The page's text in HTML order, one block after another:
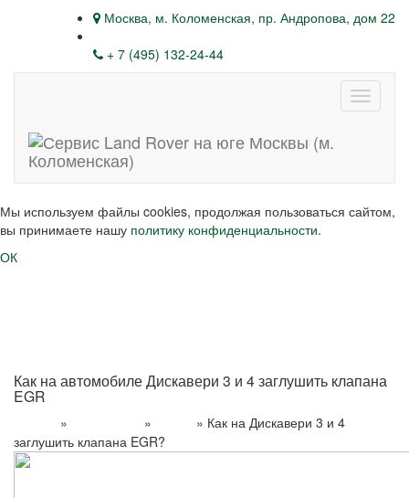
Москва, м. Коломенская, пр. Андропова, дом 22
+ 7 (495) 132-24-44
Мы используем файлы cookies, продолжая пользоваться сайтом,
вы принимаете нашу политику конфиденциальности.
ОК
Как на автомобиле Дискавери 3 и 4 заглушить клапана
EGR
» » » Как на Дискавери 3 и 4
заглушить клапана EGR?